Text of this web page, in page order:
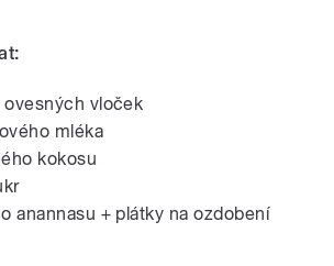
vloček
mléka
kokosu
anannasu + plátky na ozdobení